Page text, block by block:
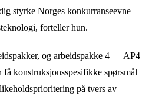
styrke Norges konkurranseevne
forteller hun.
og arbeidspakke 4 — AP4
konstruksjonsspesifikke spørsmål
på tvers av